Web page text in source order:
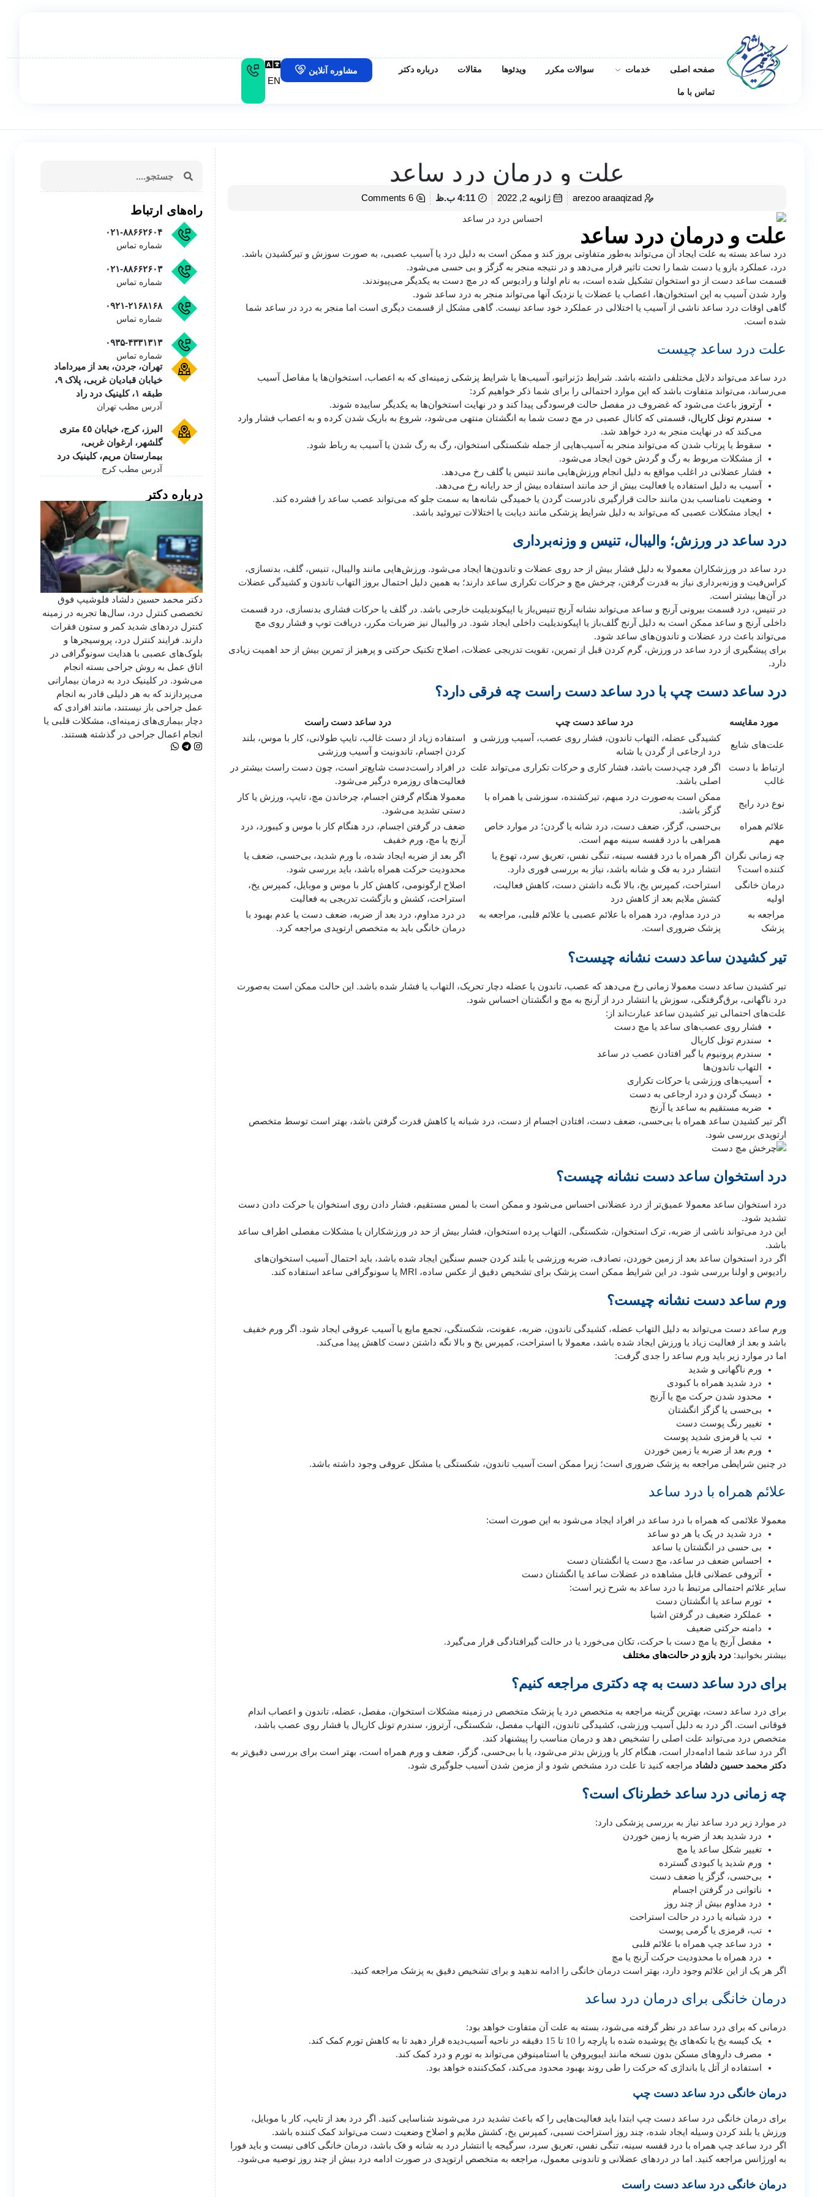
صفحه اصلی خدمات سوالات مکرر ویدئوها مقالات درباره دکتر
تماس با ما
مشاوره آنلاین
EN
علت و درمان درد ساعد
arezoo araaqizad ژانویه 2, 2022 4:11 ب.ظ 6 Comments
علت و درمان درد ساعد
درد ساعد بسته به علت ایجاد آن می‌تواند به‌طور متفاوتی بروز کند و ممکن است به دلیل درد یا آسیب عصبی، به صورت سوزش و تیرکشیدن باشد.
درد، عملکرد بازو یا دست شما را تحت تاثیر قرار می‌دهد و در نتیجه منجر به گزگز و بی حسی می‌شود.
قسمت ساعد دست از دو استخوان تشکیل شده است، به نام اولنا و رادیوس که در مچ دست به یکدیگر می‌پیوندند.
وارد شدن آسیب به این استخوان‌ها، اعصاب یا عضلات یا نزدیک آنها می‌تواند منجر به درد ساعد شود.
گاهی اوقات درد ساعد ناشی از آسیب یا اختلالی در عملکرد خود ساعد نیست. گاهی مشکل از قسمت دیگری است اما منجر به درد در ساعد شما
شده است.
علت درد ساعد چیست
درد ساعد می‌تواند دلایل مختلفی داشته باشد. شرایط دژنراتیو، آسیب‌ها یا شرایط پزشکی زمینه‌ای که به اعصاب، استخوان‌ها یا مفاصل آسیب
می‌رساند، می‌تواند متفاوت باشد که این موارد احتمالی را برای شما ذکر خواهیم کرد:
آرتروز باعث می‌شود که غضروف در مفصل حالت فرسودگی پیدا کند و در نهایت استخوان‌ها به یکدیگر ساییده شوند.
سندرم تونل کارپال، قسمتی که کانال عصبی در مچ دست شما به انگشتان منتهی می‌شود، شروع به باریک شدن کرده و به اعصاب فشار وارد
می‌کند که در نهایت منجر به درد خواهد شد.
سقوط یا پرتاب شدن که می‌تواند منجر به آسیب‌هایی از جمله شکستگی استخوان، رگ به رگ شدن یا آسیب به رباط شود.
از مشکلات مربوط به رگ و گردش خون ایجاد می‌شود.
فشار عضلانی در اغلب مواقع به دلیل انجام ورزش‌هایی مانند تنیس یا گلف رخ می‌دهد.
آسیب به دلیل استفاده یا فعالیت بیش از حد مانند استفاده بیش از حد رایانه رخ می‌دهد.
وضعیت نامناسب بدن مانند حالت قرارگیری نادرست گردن یا خمیدگی شانه‌ها به سمت جلو که می‌تواند عصب ساعد را فشرده کند.
ایجاد مشکلات عصبی که می‌تواند به دلیل شرایط پزشکی مانند دیابت یا اختلالات تیروئید باشد.
درد ساعد در ورزش؛ والیبال، تنیس و وزنه‌برداری
درد ساعد در ورزشکاران معمولا به دلیل فشار بیش از حد روی عضلات و تاندون‌ها ایجاد می‌شود. ورزش‌هایی مانند والیبال، تنیس، گلف، بدنسازی،
کراس‌فیت و وزنه‌برداری نیاز به قدرت گرفتن، چرخش مچ و حرکات تکراری ساعد دارند؛ به همین دلیل احتمال بروز التهاب تاندون و کشیدگی عضلات
در آن‌ها بیشتر است.
در تنیس، درد قسمت بیرونی آرنج و ساعد می‌تواند نشانه آرنج تنیس‌باز یا اپیکوندیلیت خارجی باشد. در گلف یا حرکات فشاری بدنسازی، درد قسمت
داخلی آرنج و ساعد ممکن است به دلیل آرنج گلف‌باز یا اپیکوندیلیت داخلی ایجاد شود. در والیبال نیز ضربات مکرر، دریافت توپ و فشار روی مچ
می‌تواند باعث درد عضلات و تاندون‌های ساعد شود.
برای پیشگیری از درد ساعد در ورزش، گرم کردن قبل از تمرین، تقویت تدریجی عضلات، اصلاح تکنیک حرکتی و پرهیز از تمرین بیش از حد اهمیت زیادی
دارد.
درد ساعد دست چپ با درد ساعد دست راست چه فرقی دارد؟
مورد مقایسه درد ساعد دست چپ درد ساعد دست راست
علت‌های شایع
کشیدگی عضله، التهاب تاندون، فشار روی عصب، آسیب ورزشی و
درد ارجاعی از گردن یا شانه
استفاده زیاد از دست غالب، تایپ طولانی، کار با موس، بلند
کردن اجسام، تاندونیت و آسیب ورزشی
ارتباط با دست
غالب
اگر فرد چپ‌دست باشد، فشار کاری و حرکات تکراری می‌تواند علت
اصلی باشد.
در افراد راست‌دست شایع‌تر است، چون دست راست بیشتر در
فعالیت‌های روزمره درگیر می‌شود.
نوع درد رایج
ممکن است به‌صورت درد مبهم، تیرکشنده، سوزشی یا همراه با
گزگز باشد.
معمولا هنگام گرفتن اجسام، چرخاندن مچ، تایپ، ورزش یا کار
دستی تشدید می‌شود.
علائم همراه
مهم
بی‌حسی، گزگز، ضعف دست، درد شانه یا گردن؛ در موارد خاص
همراهی با درد قفسه سینه مهم است.
ضعف در گرفتن اجسام، درد هنگام کار با موس و کیبورد، درد
آرنج یا مچ، ورم خفیف
چه زمانی نگران‌
کننده است؟
اگر همراه با درد قفسه سینه، تنگی نفس، تعریق سرد، تهوع یا
انتشار درد به فک و شانه باشد، نیاز به بررسی فوری دارد.
اگر بعد از ضربه ایجاد شده، با ورم شدید، بی‌حسی، ضعف یا
محدودیت حرکت همراه باشد، باید بررسی شود.
درمان خانگی
اولیه
استراحت، کمپرس یخ، بالا نگه داشتن دست، کاهش فعالیت،
کشش ملایم بعد از کاهش درد
اصلاح ارگونومی، کاهش کار با موس و موبایل، کمپرس یخ،
استراحت، کشش و بازگشت تدریجی به فعالیت
مراجعه به
پزشک
در درد مداوم، درد همراه با علائم عصبی یا علائم قلبی، مراجعه به
پزشک ضروری است.
در درد مداوم، درد بعد از ضربه، ضعف دست یا عدم بهبود با
درمان خانگی باید به متخصص ارتوپدی مراجعه کرد.
تیر کشیدن ساعد دست نشانه چیست؟
تیر کشیدن ساعد دست معمولا زمانی رخ می‌دهد که عصب، تاندون یا عضله دچار تحریک، التهاب یا فشار شده باشد. این حالت ممکن است به‌صورت
درد ناگهانی، برق‌گرفتگی، سوزش یا انتشار درد از آرنج به مچ و انگشتان احساس شود.
علت‌های احتمالی تیر کشیدن ساعد عبارت‌اند از:
فشار روی عصب‌های ساعد یا مچ دست
سندرم تونل کارپال
سندرم پرونیوم یا گیر افتادن عصب در ساعد
التهاب تاندون‌ها
آسیب‌های ورزشی یا حرکات تکراری
دیسک گردن و درد ارجاعی به دست
ضربه مستقیم به ساعد یا آرنج
اگر تیر کشیدن ساعد همراه با بی‌حسی، ضعف دست، افتادن اجسام از دست، درد شبانه یا کاهش قدرت گرفتن باشد، بهتر است توسط متخصص
ارتوپدی بررسی شود.
درد استخوان ساعد دست نشانه چیست؟
درد استخوان ساعد معمولا عمیق‌تر از درد عضلانی احساس می‌شود و ممکن است با لمس مستقیم، فشار دادن روی استخوان یا حرکت دادن دست
تشدید شود.
این درد می‌تواند ناشی از ضربه، ترک استخوان، شکستگی، التهاب پرده استخوان، فشار بیش از حد در ورزشکاران یا مشکلات مفصلی اطراف ساعد
باشد.
اگر درد استخوان ساعد بعد از زمین خوردن، تصادف، ضربه ورزشی یا بلند کردن جسم سنگین ایجاد شده باشد، باید احتمال آسیب استخوان‌های
رادیوس و اولنا بررسی شود. در این شرایط ممکن است پزشک برای تشخیص دقیق از عکس ساده، MRI یا سونوگرافی ساعد استفاده کند.
ورم ساعد دست نشانه چیست؟
ورم ساعد دست می‌تواند به دلیل التهاب عضله، کشیدگی تاندون، ضربه، عفونت، شکستگی، تجمع مایع یا آسیب عروقی ایجاد شود. اگر ورم خفیف
باشد و بعد از فعالیت زیاد یا ورزش ایجاد شده باشد، معمولا با استراحت، کمپرس یخ و بالا نگه داشتن دست کاهش پیدا می‌کند.
اما در موارد زیر باید ورم ساعد را جدی گرفت:
ورم ناگهانی و شدید
درد شدید همراه با کبودی
محدود شدن حرکت مچ یا آرنج
بی‌حسی یا گزگز انگشتان
تغییر رنگ پوست دست
تب یا قرمزی شدید پوست
ورم بعد از ضربه یا زمین خوردن
در چنین شرایطی مراجعه به پزشک ضروری است؛ زیرا ممکن است آسیب تاندون، شکستگی یا مشکل عروقی وجود داشته باشد.
علائم همراه با درد ساعد
معمولا علائمی که همراه با درد ساعد در افراد ایجاد می‌شود به این صورت است:
درد شدید در یک یا هر دو ساعد
بی حسی در انگشتان یا ساعد
احساس ضعف در ساعد، مچ دست یا انگشتان دست
آتروفی عضلانی قابل مشاهده در عضلات ساعد یا انگشتان دست
سایر علائم احتمالی مرتبط با درد ساعد به شرح زیر است:
تورم ساعد یا انگشتان دست
عملکرد ضعیف در گرفتن اشیا
دامنه حرکتی ضعیف
مفصل آرنج یا مچ دست با حرکت، تکان می‌خورد یا در حالت گیرافتادگی قرار می‌گیرد.
بیشتر بخوانید: درد بازو در حالت‌های مختلف
برای درد ساعد دست به چه دکتری مراجعه کنیم؟
برای درد ساعد دست، بهترین گزینه مراجعه به متخصص درد یا پزشک متخصص در زمینه مشکلات استخوان، مفصل، عضله، تاندون و اعصاب اندام
فوقانی است. اگر درد به دلیل آسیب ورزشی، کشیدگی تاندون، التهاب مفصل، شکستگی، آرتروز، سندرم تونل کارپال یا فشار روی عصب باشد،
متخصص درد می‌تواند علت اصلی را تشخیص دهد و درمان مناسب را پیشنهاد کند.
اگر درد ساعد شما ادامه‌دار است، هنگام کار یا ورزش بدتر می‌شود، یا با بی‌حسی، گزگز، ضعف و ورم همراه است، بهتر است برای بررسی دقیق‌تر به
دکتر محمد حسین دلشاد مراجعه کنید تا علت درد مشخص شود و از مزمن شدن آسیب جلوگیری شود.
چه زمانی درد ساعد خطرناک است؟
در موارد زیر درد ساعد نیاز به بررسی پزشکی دارد:
درد شدید بعد از ضربه یا زمین خوردن
تغییر شکل ساعد یا مچ
ورم شدید یا کبودی گسترده
بی‌حسی، گزگز یا ضعف دست
ناتوانی در گرفتن اجسام
درد مداوم بیش از چند روز
درد شبانه یا درد در حالت استراحت
تب، قرمزی یا گرمی پوست
درد ساعد چپ همراه با علائم قلبی
درد همراه با محدودیت حرکت آرنج یا مچ
اگر هر یک از این علائم وجود دارد، بهتر است درمان خانگی را ادامه ندهید و برای تشخیص دقیق به پزشک مراجعه کنید.
درمان خانگی برای درمان درد ساعد
درمانی که برای درد ساعد در نظر گرفته می‌شود، بسته به علت آن متفاوت خواهد بود:
یک کیسه یخ یا تکه‌های یخ پوشیده شده با پارچه را 10 تا 15 دقیقه در ناحیه آسیب‌دیده قرار دهید تا به کاهش تورم کمک کند.
مصرف داروهای مسکن بدون نسخه مانند ایبوپروفن یا استامینوفن می‌تواند به تورم و درد کمک ‌کند.
استفاده از آتل یا بانداژی که حرکت را طی روند بهبود محدود می‌کند، کمک‌کننده خواهد بود.
درمان خانگی درد ساعد دست چپ
برای درمان خانگی درد ساعد دست چپ ابتدا باید فعالیت‌هایی را که باعث تشدید درد می‌شوند شناسایی کنید. اگر درد بعد از تایپ، کار با موبایل،
ورزش یا بلند کردن وسیله ایجاد شده، چند روز استراحت نسبی، کمپرس یخ، کشش ملایم و اصلاح وضعیت دست می‌تواند کمک‌ کننده باشد.
اگر درد ساعد چپ همراه با درد قفسه سینه، تنگی نفس، تعریق سرد، سرگیجه یا انتشار درد به شانه و فک باشد، درمان خانگی کافی نیست و باید فورا
به اورژانس مراجعه کنید. اما در دردهای عضلانی و تاندونی معمول، مراجعه به متخصص ارتوپدی در صورت ادامه درد بیش از چند روز توصیه می‌شود.
درمان خانگی درد ساعد دست راست
راه‌های ارتباط
۰۲۱-۸۸۶۶۲۶۰۴
شماره تماس
۰۲۱-۸۸۶۶۲۶۰۳
شماره تماس
۰۹۲۱-۲۱۶۸۱۶۸
شماره تماس
۰۹۳۵-۴۳۳۱۳۱۳
شماره تماس
تهران، جردن، بعد از میرداماد
خیابان قبادیان غربی، پلاک ۹،
طبقه ۱، کلینیک درد راد
آدرس مطب تهران
البرز، کرج، خیابان ٤٥ متری
گلشهر، ارغوان غربی،
بیمارستان مریم، کلینیک درد
آدرس مطب کرج
درباره دکتر
دکتر محمد حسین دلشاد فلوشیپ فوق
تخصصی کنترل درد، سال‌ها تجربه در زمینه
کنترل دردهای شدید کمر و ستون فقرات
دارند. فرایند کنترل درد، پروسیجرها و
بلوک‌های عصبی با هدایت سونوگرافی در
اتاق عمل به روش جراحی بسته انجام
می‌شود. در کلینیک درد به درمان‌ بیمارانی
می‌پردازند که به هر دلیلی قادر به انجام
عمل جراحی باز نیستند، مانند افرادی که
دچار بیماری‌های زمینه‌ای، مشکلات قلبی یا
انجام اعمال جراحی در گذشته هستند.